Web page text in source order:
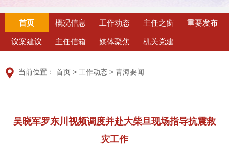
首页 概况信息 工作动态 主任之窗 重要发布
议案建议 主任信箱 媒体聚焦 机关党建
当前位置：首页 >工作动态 >青海要闻
吴晓军罗东川视频调度并赴大柴旦现场指导抗震救
灾工作